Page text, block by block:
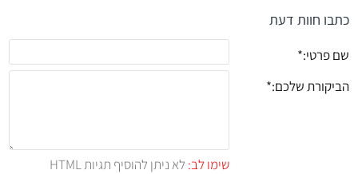
כתבו חוות דעת
שם פרטי:
הביקורת שלכם:
שימו לב:
לא ניתן להוסיף תגיות HTML